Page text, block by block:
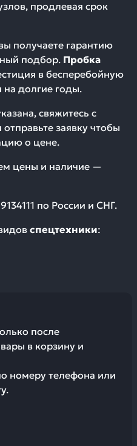
продлевая срок
получаете гарантию
подбор. Пробка
в бесперебойную
на долгие годы.
свяжитесь с
заявку чтобы
о цене.
цены и наличие —
по России и СНГ.
спецтехники:
после
в корзину и
номеру телефона или